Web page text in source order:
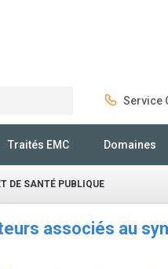
Service
Traités EMC Domaines
DE SANTÉ PUBLIQUE
associés au